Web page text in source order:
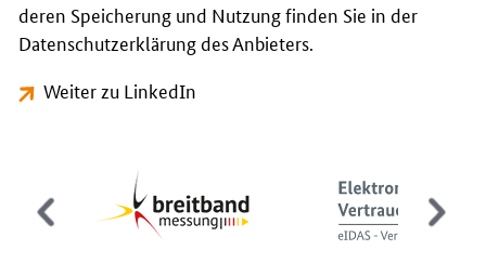
deren Speicherung und Nutzung finden Sie in der
Datenschutzerklärung des Anbieters.
Weiter zu LinkedIn